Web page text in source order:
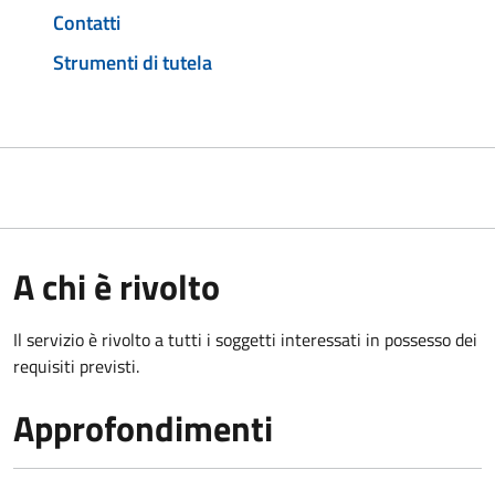
Contatti
Strumenti di tutela
A chi è rivolto
Il servizio è rivolto a tutti i soggetti interessati in possesso dei
requisiti previsti.
Approfondimenti